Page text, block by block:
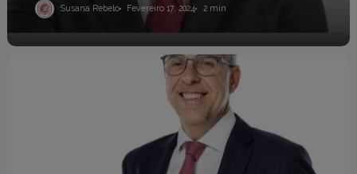
Susana Rebelo Fevereiro 17, 2024 2 min